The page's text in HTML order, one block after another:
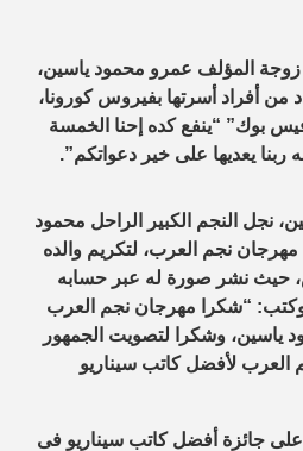
زوجة المؤلف عمرو محمود ياسين،
من أفراد أسرتها بفيروس كورونا،
بوك” “ينفع كده إحنا الخمسة
ربنا يعديها على خير دعواتكم”.
نجل النجم الكبير الراحل محمود
نجم العرب، لتكريم والده
حيث نشر صورة له عبر حسابه
“شكرا مهرجان نجم العرب
ياسين، وشكرا لتصويت الجمهور
العرب لأفضل كاتب سيناريو
جائزة أفضل كاتب سيناريو فى